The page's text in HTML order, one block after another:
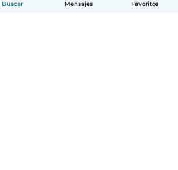
Buscar Mensajes Favoritos